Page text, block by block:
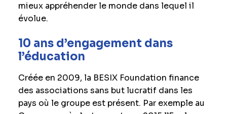
mieux appréhender le monde dans lequel il
évolue.
10 ans d’engagement dans
l’éducation
Créée en 2009, la BESIX Foundation finance
des associations sans but lucratif dans les
pays où le groupe est présent. Par exemple au